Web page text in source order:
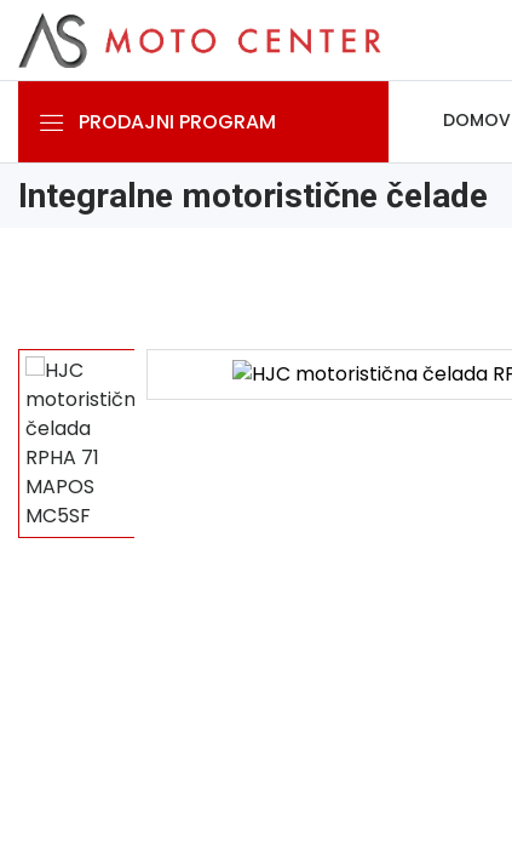
PRODAJNI PROGRAM DOMOV
Integralne motoristične čelade